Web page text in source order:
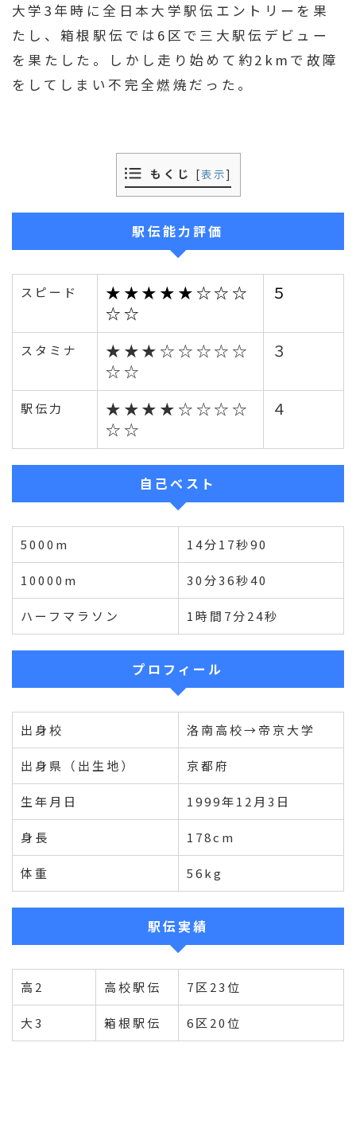
大学3年時に全日本大学駅伝エントリーを果
たし、箱根駅伝では6区で三大駅伝デビュー
を果たした。しかし走り始めて約2kmで故障
をしてしまい不完全燃焼だった。
もくじ [表示]
駅伝能力評価
スピード
★★★★★☆☆☆
☆☆
５
スタミナ
★★★☆☆☆☆☆
☆☆
３
駅伝力
★★★★☆☆☆☆
☆☆
４
自己ベスト
5000m 14分17秒90
10000m 30分36秒40
ハーフマラソン 1時間7分24秒
プロフィール
出身校 洛南高校→帝京大学
出身県（出生地） 京都府
生年月日 1999年12月3日
身長 178cm
体重 56kg
駅伝実績
高2 高校駅伝 7区23位
大3 箱根駅伝 6区20位